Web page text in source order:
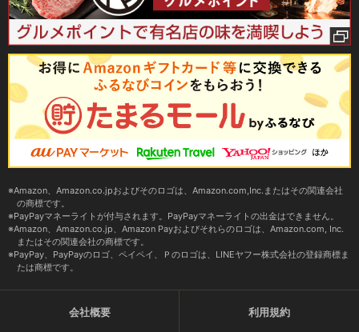
Amazon、Amazon.co.jpおよびそのロゴは、Amazon.com,Inc.またはその関連会社
の商標です。
PayPayマネーライトが付与されます。PayPayマネーライトの出金はできません。
Amazon、Amazon.co.jp、Amazon Payおよびそれらのロゴは、Amazon.com, Inc.
またはその関連会社の商標です。
PayPay、PayPayのロゴ、ペイペイ、Ｐのロゴは、LINEヤフー株式会社の登録商標ま
たは商標です。
会社概要 利用規約